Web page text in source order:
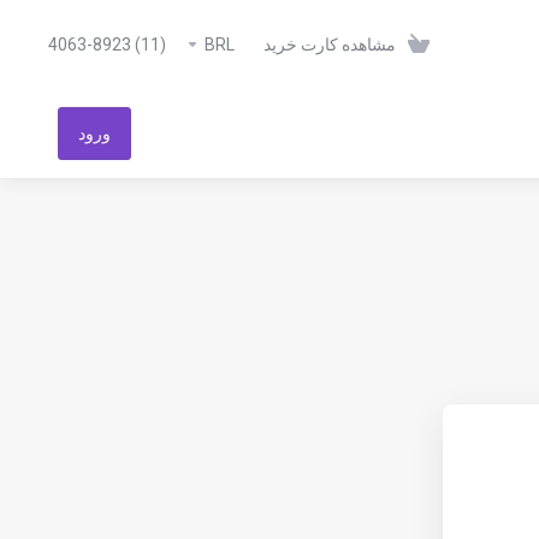
مشاهده کارت خرید BRL
(11) 4063-8923
ورود